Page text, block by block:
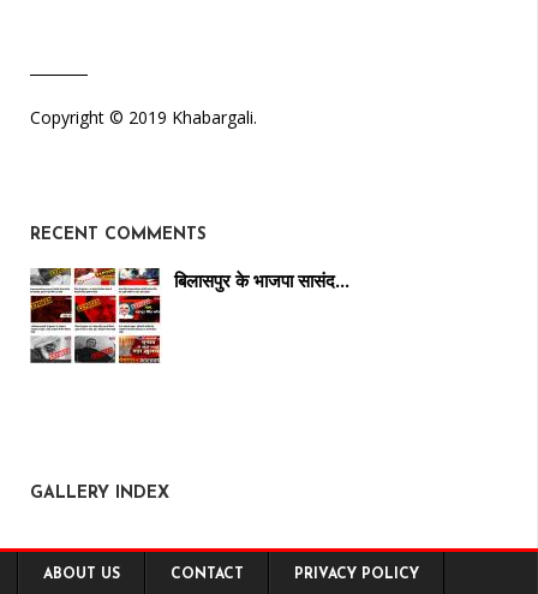
Copyright © 2019 Khabargali.
RECENT COMMENTS
बिलासपुर के भाजपा सासंद…
GALLERY INDEX
ABOUT US CONTACT PRIVACY POLICY